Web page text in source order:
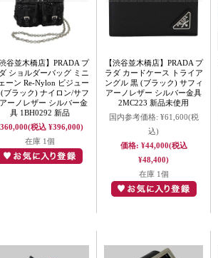
渋谷並木橋店】PRADA プ
ショルダーバッグ ミニ
ーン Re-Nylon ビジュー
ブラック) ナイロン/サフ
ーノレザー シルバー金
具 1BH0292 新品
(税込 ¥396,000)
在庫 1個
【渋谷並木橋店】PRADA プ
ラダ カードケース トライア
ングル 黒 (ブラック) サフィ
アーノレザー シルバー金具
2MC223 新品未使用
国内参考価格: ¥61,600(税
込)
価格: ¥44,000(税込
¥48,400)
在庫 1個